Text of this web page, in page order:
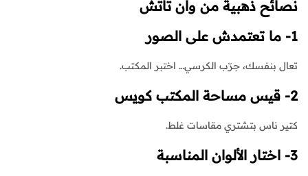
نصائح ذهبية من وان تاتش
1- ما تعتمدش على الصور
تعال بنفسك، جرّب الكرسي… اختبر المكتب.
2- قيس مساحة المكتب كويس
كتير ناس بتشتري مقاسات غلط.
3- اختار الألوان المناسبة